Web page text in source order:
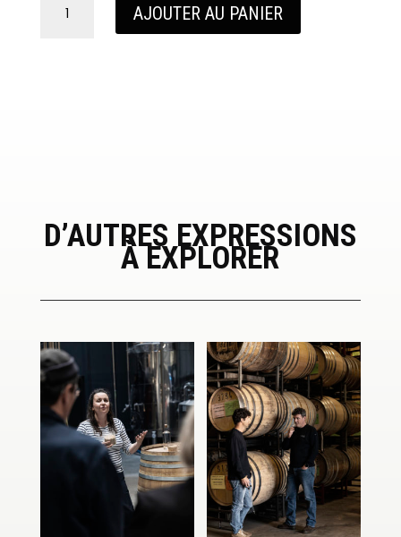
AJOUTER AU PANIER
D’AUTRES EXPRESSIONS
À EXPLORER